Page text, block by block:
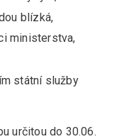
blízká,
ministerstva,
státní služby
určitou do 30.06.